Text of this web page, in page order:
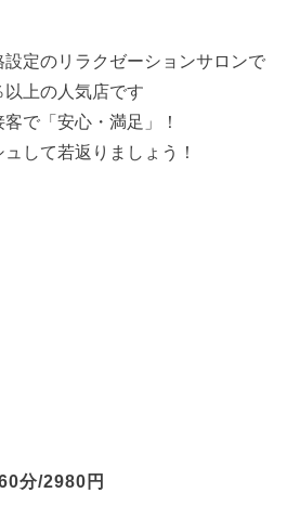
定のリラクゼーションサロンで
上の人気店です
で「安心・満足」！
して若返りましょう！
分/2980円